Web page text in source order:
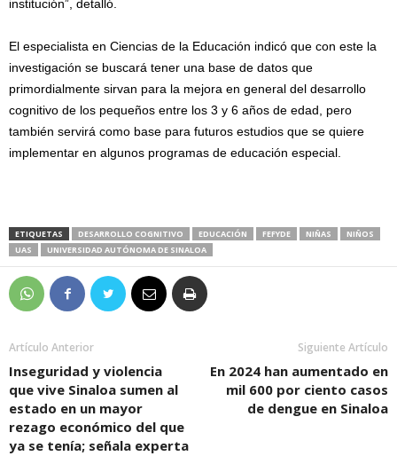
institución”, detalló.
El especialista en Ciencias de la Educación indicó que con este la
investigación se buscará tener una base de datos que
primordialmente sirvan para la mejora en general del desarrollo
cognitivo de los pequeños entre los 3 y 6 años de edad, pero
también servirá como base para futuros estudios que se quiere
implementar en algunos programas de educación especial.
ETIQUETAS DESARROLLO COGNITIVO EDUCACIÓN FEFYDE NIÑAS
NIÑOS
UAS
UNIVERSIDAD AUTÓNOMA DE SINALOA
Artículo Anterior
Inseguridad y violencia
que vive Sinaloa sumen al
estado en un mayor
rezago económico del que
ya se tenía; señala experta
Siguiente Artículo
En 2024 han aumentado en
mil 600 por ciento casos
de dengue en Sinaloa